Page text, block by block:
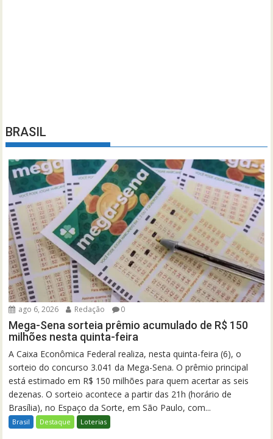
BRASIL
ago 6, 2026 Redação 0
Mega-Sena sorteia prêmio acumulado de R$ 150
milhões nesta quinta-feira
A Caixa Econômica Federal realiza, nesta quinta-feira (6), o
sorteio do concurso 3.041 da Mega-Sena. O prêmio principal
está estimado em R$ 150 milhões para quem acertar as seis
dezenas. O sorteio acontece a partir das 21h (horário de
Brasília), no Espaço da Sorte, em São Paulo, com...
Brasil Destaque Loterias